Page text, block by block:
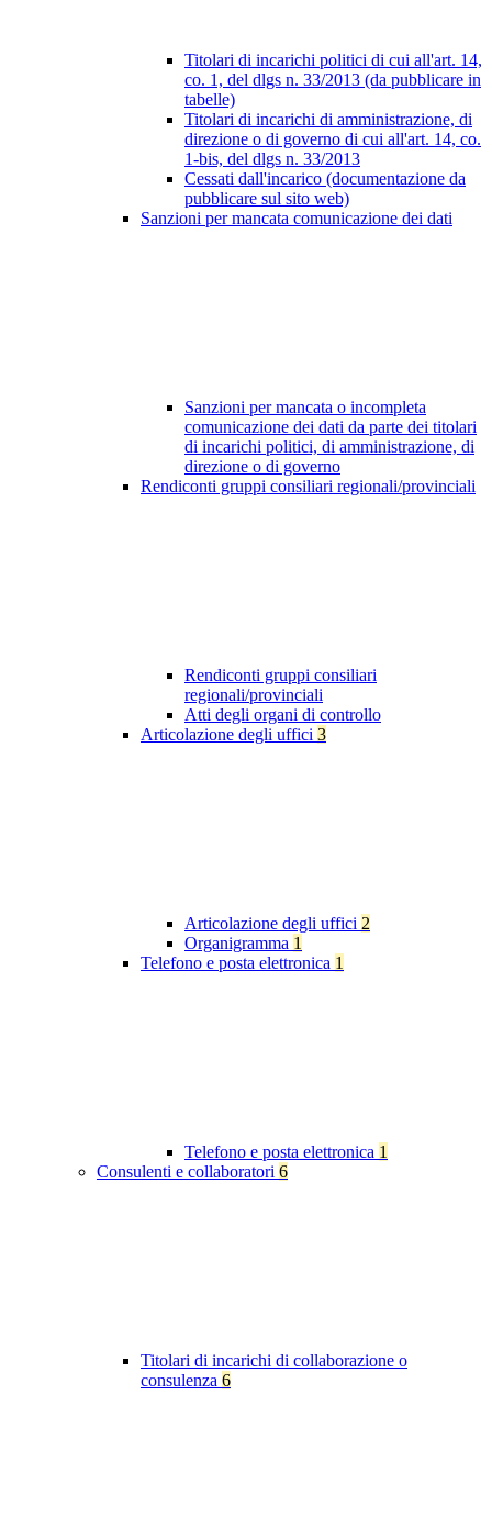
Titolari di incarichi politici di cui all'art. 14,
co. 1, del dlgs n. 33/2013 (da pubblicare in
tabelle)
Titolari di incarichi di amministrazione, di
direzione o di governo di cui all'art. 14, co.
1-bis, del dlgs n. 33/2013
Cessati dall'incarico (documentazione da
pubblicare sul sito web)
Sanzioni per mancata comunicazione dei dati
Sanzioni per mancata o incompleta
comunicazione dei dati da parte dei titolari
di incarichi politici, di amministrazione, di
direzione o di governo
Rendiconti gruppi consiliari regionali/provinciali
Rendiconti gruppi consiliari
regionali/provinciali
Atti degli organi di controllo
Articolazione degli uffici 3
Articolazione degli uffici 2
Organigramma 1
Telefono e posta elettronica 1
Telefono e posta elettronica 1
Consulenti e collaboratori 6
Titolari di incarichi di collaborazione o
consulenza 6